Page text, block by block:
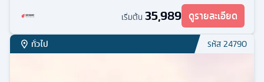
เริ่มต้น 35,989 ดูรายละเอียด
ทั่วไป รหัส24790